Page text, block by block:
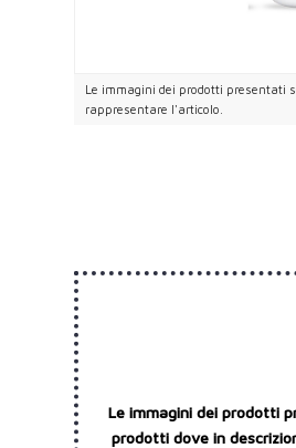
Le immagini dei prodotti presentati
rappresentare l'articolo.
Le immagini dei prodotti
prodotti dove in